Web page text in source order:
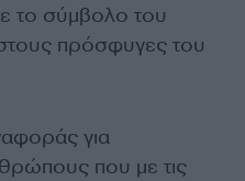
το σύμβολο του
πρόσφυγες του
για
που με τις